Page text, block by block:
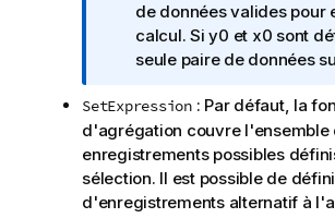
e
I
n
o
r
m
a
t
de données valides pour
calcul. Siy0 et x0 sont
seule paire de données
SetExpression: Par défaut, la
d'agrégation couvre l'ensemble
enregistrements possibles
sélection. Il est possible de
d'enregistrements alternatif à